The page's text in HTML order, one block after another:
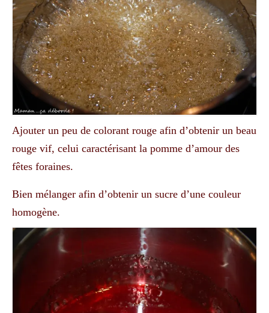
Ajouter un peu de colorant rouge afin d’obtenir un beau
rouge vif, celui caractérisant la pomme d’amour des
fêtes foraines.
Bien mélanger afin d’obtenir un sucre d’une couleur
homogène.